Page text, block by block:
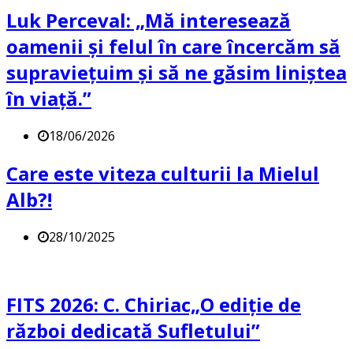
Luk Perceval: „Mă interesează
oamenii și felul în care încercăm să
supraviețuim și să ne găsim liniștea
în viață.”
18/06/2026
Care este viteza culturii la Mielul
Alb?!
28/10/2025
FITS 2026: C. Chiriac„O ediție de
război dedicată Sufletului”